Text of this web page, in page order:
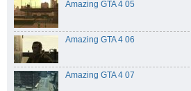
Amazing GTA 4 05
Amazing GTA 4 06
Amazing GTA 4 07